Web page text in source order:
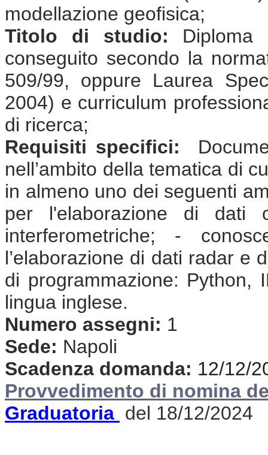
modellazione geofisica;
Titolo di studio: Diploma
conseguito secondo la
509/99, oppure Laurea
2004) e curriculum
di ricerca;
Requisiti specifici:
nell’ambito della tematica di
in almeno uno dei seguenti
per l'elaborazione di dati
interferometriche; -
l’elaborazione di dati radar e
di programmazione: Python,
lingua inglese.
Numero assegni: 1
Sede: Napoli
Scadenza domanda: 12/12/
Provvedimento di nomina
Graduatoria del 18/12/2024